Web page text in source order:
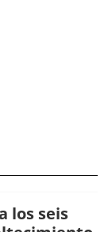
los seis